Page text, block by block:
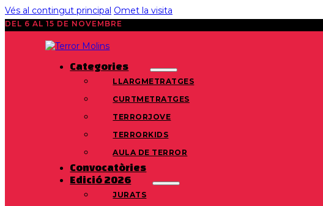
Vés al contingut principal Omet la visita
DEL 6 AL 15 DE NOVEMBRE
Categories
LLARGMETRATGES
CURTMETRATGES
TERRORJOVE
TERRORKIDS
AULA DE TERROR
Convocatòries
Edició 2026
JURATS